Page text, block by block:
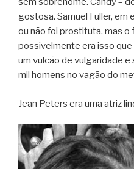
gostosa. Samuel Fuller, em
ou não foi prostituta, mas o
possivelmente era isso
um vulcão de vulgaridade
mil homens no vagão do
Jean Peters era uma atriz